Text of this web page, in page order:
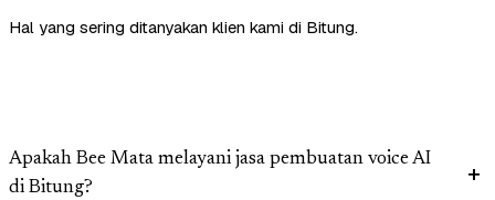
Hal yang sering ditanyakan klien kami di Bitung.
Apakah Bee Mata melayani jasa pembuatan voice AI
di Bitung?